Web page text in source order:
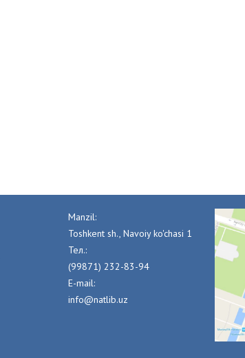
Manzil:
Toshkent sh., Navoiy ko'chasi 1
Тел.:
(99871) 232-83-94
E-mail:
info@natlib.uz